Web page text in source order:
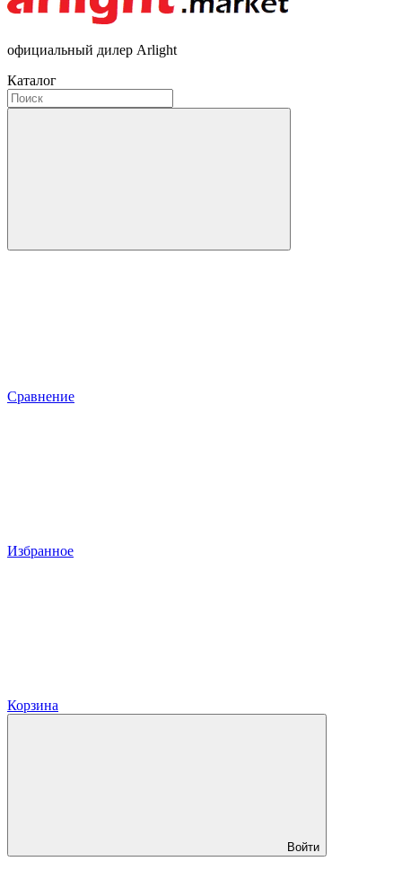
официальный дилер Arlight
Каталог
Сравнение
Избранное
Корзина
Войти